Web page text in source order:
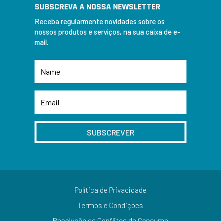
SUBSCREVA A NOSSA NEWSLETTER
Receba regularmente novidades sobre os
nossos produtos e serviços, na sua caixa de e-
mail.
SUBSCREVER
Política de Privacidade
Termos e Condições